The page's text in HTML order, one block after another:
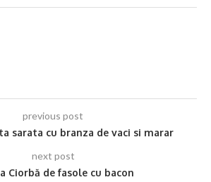
previous post
sarata cu branza de vaci si marar
next post
Ciorbă de fasole cu bacon